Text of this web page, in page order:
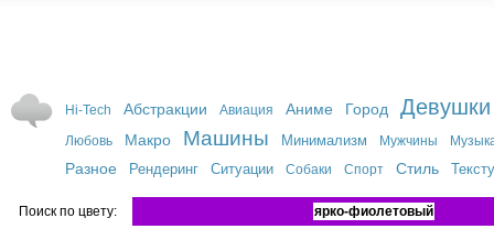
Hi-Tech Абстракции Авиация Аниме Город Девушки
Любовь Макро Машины Минимализм Мужчины
Разное Рендеринг Ситуации Собаки Спорт Стиль
Поиск по цвету:
ярко-фиолетовый